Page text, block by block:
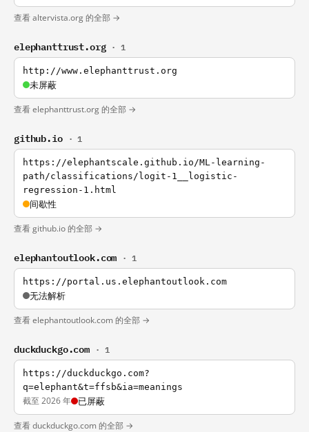
查看 altervista.org 的全部 →
elephanttrust.org · 1
http://www.elephanttrust.org
未屏蔽
查看 elephanttrust.org 的全部 →
github.io · 1
https://elephantscale.github.io/ML-learning-
path/classifications/logit-1__logistic-
regression-1.html
间歇性
查看 github.io 的全部 →
elephantoutlook.com · 1
https://portal.us.elephantoutlook.com
无法解析
查看 elephantoutlook.com 的全部 →
duckduckgo.com · 1
https://duckduckgo.com?
q=elephant&t=ffsb&ia=meanings
截至 2026 年 已屏蔽
查看 duckduckgo.com 的全部 →